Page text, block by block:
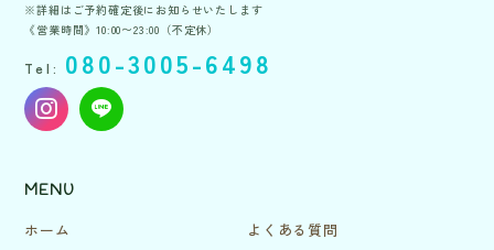
※詳細はご予約確定後にお知らせいたします
《営業時間》10:00〜23:00（不定休）
Tel: 080-3005-6498
MENU
ホーム
よくある質問